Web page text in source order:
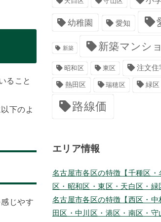
ること
下のよ
じやす
幼稚園 愛知
新築 新築マンシ
昭和区 東区 注文住
熱田区 瑞穂区 緑区
路線価
エリア情報
名古屋市各区の特徴【千種区・
区・昭和区・東区・天白区・緑
名古屋市各区の特徴【西区・中
田区・中川区・港区・南区・守